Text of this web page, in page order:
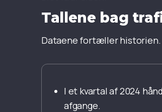
Tallene bag
Dataene fortæller historien.
I et kvartal af 2024
afgange.